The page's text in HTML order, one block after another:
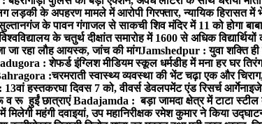
लड़की के अपहरण मामले में आरोपी गिरफ्तार, न्यायिक हिरासत में
के पावन गंगाजल से साकची शिव मंदिर में 11 को होगा
के चतुर्थ दीक्षांत समारोह में 1600 से अधिक
जा रहा लौह आयस्क, जांच की मांगJamshedpur : युवा शक्ति
: शेफर्ड इंग्लिश मीडियम स्कूल धर्मडीह में मना हर घर
:चरमराती स्वास्थ्य व्यवस्था की भेंट चढ़ा एक और
हस्तकरघा दिवस 7 को, वीवर्स डेवलपमेंट एंड रिसर्च
व रू हुईं छात्राएंBadajamda : बड़ा जामदा क्षेत्र में टाटा
महंगी दवाइयां, उप महानिरीक्षक रमेश कुमार ने किया